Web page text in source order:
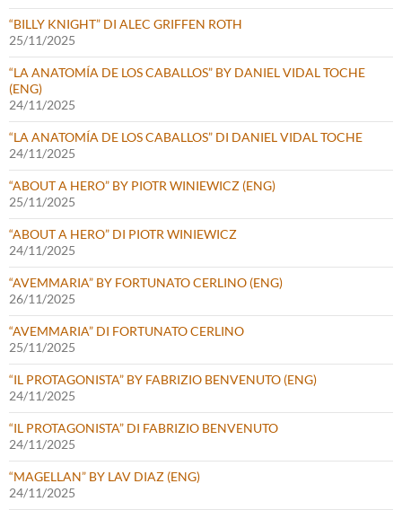
“BILLY KNIGHT” DI ALEC GRIFFEN ROTH
25/11/2025
“LA ANATOMÍA DE LOS CABALLOS” BY DANIEL VIDAL TOCHE
(ENG)
24/11/2025
“LA ANATOMÍA DE LOS CABALLOS” DI DANIEL VIDAL TOCHE
24/11/2025
“ABOUT A HERO” BY PIOTR WINIEWICZ (ENG)
25/11/2025
“ABOUT A HERO” DI PIOTR WINIEWICZ
24/11/2025
“AVEMMARIA” BY FORTUNATO CERLINO (ENG)
26/11/2025
“AVEMMARIA” DI FORTUNATO CERLINO
25/11/2025
“IL PROTAGONISTA” BY FABRIZIO BENVENUTO (ENG)
24/11/2025
“IL PROTAGONISTA” DI FABRIZIO BENVENUTO
24/11/2025
“MAGELLAN” BY LAV DIAZ (ENG)
24/11/2025